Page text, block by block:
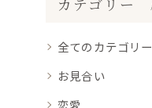
カテゴリー
全てのカテゴリー
お見合い
恋愛